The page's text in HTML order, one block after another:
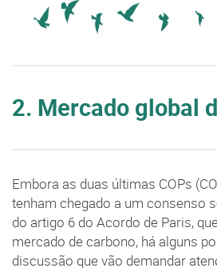
2. Mercado global
Embora as duas últimas COPs
tenham chegado a um consenso
do artigo 6 do Acordo de Paris,
mercado de carbono, há alguns
discussão que vão demandar